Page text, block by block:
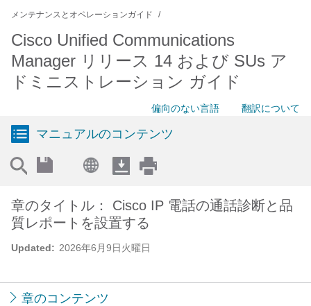
メンテナンスとオペレーションガイド
Cisco Unified Communications
Manager リリース 14 および SUs ア
ドミニストレーション ガイド
偏向のない言語 翻訳について
マニュアルのコンテンツ
Updated: 2026年6月9日火曜日
章のタイトル： Cisco IP 電話の通話診断と品
質レポートを設置する
章のコンテンツ